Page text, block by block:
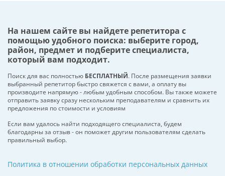
На нашем сайте вы найдете репетитора с
помощью удобного поиска: выберите город,
район, предмет и подберите специалиста,
который вам подходит.
Поиск для вас полностью БЕСПЛАТНЫЙ. После размещения заявки
выбранный репетитор быстро свяжется с вами, а оплату вы
производите напрямую - любым удобным способом. Вы также можете
отправить заявку сразу нескольким преподавателям и сравнить их
предложения по стоимости и условиям
Если вам удалось найти подходящего специалиста, будем
благодарны за отзыв - он поможет другим пользователям сделать
правильный выбор.
Политика в отношении обработки персональных данных